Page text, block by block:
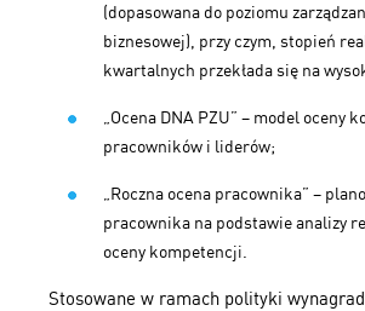
(dopasowana do poziomu
biznesowej), przy czym, stopień
kwartalnych przekłada się na
„Ocena DNA PZU” – model oceny
pracowników i liderów;
„Roczna ocena pracownika” –
pracownika na podstawie analizy
oceny kompetencji.
Stosowane w ramach polityki